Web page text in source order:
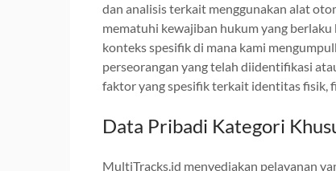
dan analisis terkait menggunakan alat
mematuhi kewajiban hukum yang
konteks spesifik di mana kami
perseorangan yang telah diidentifikasi
faktor yang spesifik terkait identitas fisik,
Data Pribadi Kategori
MultiTracks.id menyediakan pelayanan